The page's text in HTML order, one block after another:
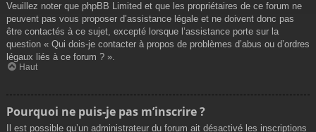
Veuillez noter que phpBB Limited et que les propriétaires de ce forum ne
peuvent pas vous proposer d’assistance légale et ne doivent donc pas
être contactés à ce sujet, excepté lorsque l’assistance porte sur la
question « Qui dois-je contacter à propos de problèmes d’abus ou d’ordres
légaux liés à ce forum ? ».
Haut
Pourquoi ne puis-je pas m’inscrire ?
Il est possible qu’un administrateur du forum ait désactivé les inscriptions